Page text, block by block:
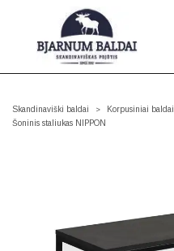
Skandinaviški baldai > Korpusiniai baldai
Šoninis staliukas NIPPON